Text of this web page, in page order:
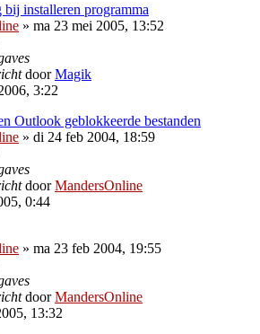
installeren programma
» ma 23 mei 2005, 13:52
doorMagik
3:22
Outlook geblokkeerde bestanden
» di 24 feb 2004, 18:59
doorMandersOnline
0:44
» ma 23 feb 2004, 19:55
doorMandersOnline
13:32